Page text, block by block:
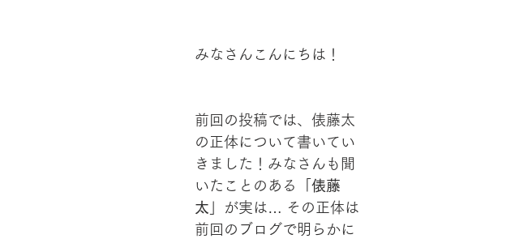
みなさんこんにちは！
前回の投稿では、俵藤太
の正体について書いてい
きました！みなさんも聞
いたことのある「 俵藤
太 」が実は… その正体は
前回のブログで明らかに